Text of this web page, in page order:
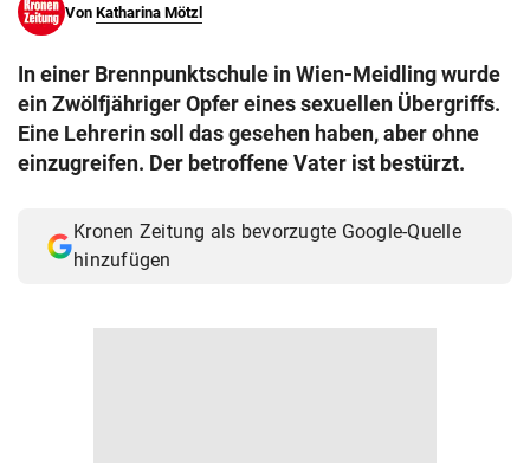
search
eingeben
Muthgasse 2, 1190 Wien
Von Katharina Mötzl
In einer Brennpunktschule in Wien-Meidling wurde
ein Zwölfjähriger Opfer eines sexuellen Übergriffs.
Eine Lehrerin soll das gesehen haben, aber ohne
einzugreifen. Der betroffene Vater ist bestürzt.
Kronen Zeitung als bevorzugte Google-Quelle
hinzufügen